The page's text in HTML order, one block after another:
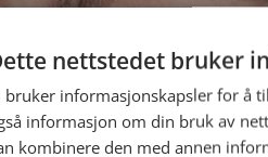
fra Lillesand
nettstedet bruker
bruker informasjonskapsler for å
informasjon om din bruk av
kombinere den med annen